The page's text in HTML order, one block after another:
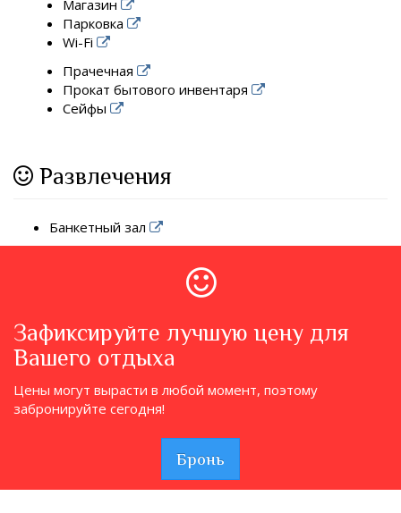
Магазин
Парковка
Wi-Fi
Прачечная
Прокат бытового инвентаря
Сейфы
Развлечения
Банкетный зал
Зафиксируйте лучшую цену для
Вашего отдыха
Цены могут вырасти в любой момент, поэтому
забронируйте сегодня!
Бронь